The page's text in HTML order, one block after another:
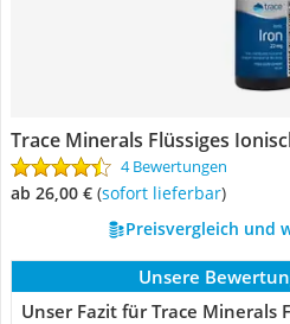
Trace Minerals Flüssiges
4 Bewertungen
ab 26,00 € ( Sofort lieferbar)
Preisvergleich und
Unsere
Unser Fazit für Trace Minerals